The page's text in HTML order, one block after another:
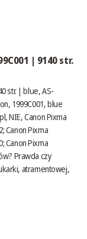
| 9140 str.
str. | blue, AS-
1999C001, blue
, NIE, Canon Pixma
Canon Pixma
Canon Pixma
Prawda czy
atramentowej,